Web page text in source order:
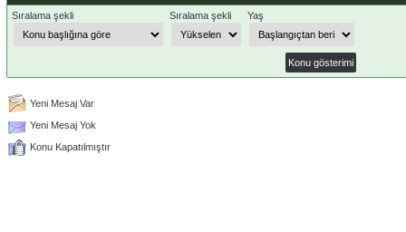
Sıralama şekli
Sıralama şekli Yaş
Yeni Mesaj Var
Yeni Mesaj Yok
Konu Kapatılmıştır